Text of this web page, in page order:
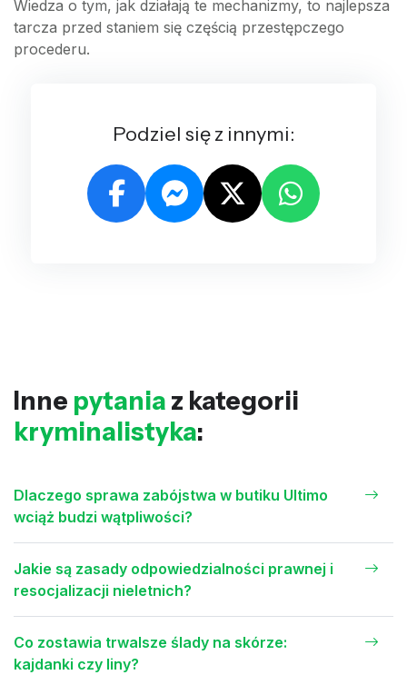
Wiedza o tym, jak działają te mechanizmy, to najlepsza
tarcza przed staniem się częścią przestępczego
procederu.
Podziel się z innymi:
Inne pytania z kategorii
kryminalistyka:
Dlaczego sprawa zabójstwa w butiku Ultimo
wciąż budzi wątpliwości?
Jakie są zasady odpowiedzialności prawnej i
resocjalizacji nieletnich?
Co zostawia trwalsze ślady na skórze:
kajdanki czy liny?